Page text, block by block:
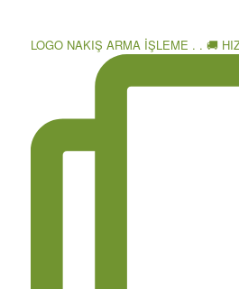
LOGO NAKIŞ ARMA İŞLEME . . 🚚